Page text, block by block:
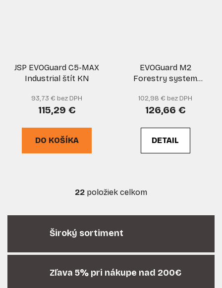
JSP EVOGuard C5-MAX
Industrial štít KN
93,73 € bez DPH
115,29 €
DO KOŠÍKA
EVOGuard M2
Forestry system
102,98 € bez DPH
126,66 €
DETAIL
O
l
á
a
i
22 položiek celkom
Široký sortiment
Zľava 5% pri nákupe nad 200€